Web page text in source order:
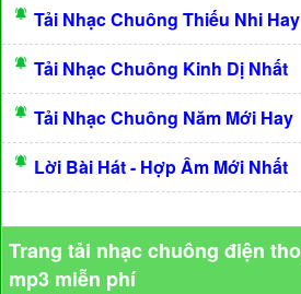
Tải Nhạc Chuông Thiếu Nhi Hay
Tải Nhạc Chuông Kinh Dị Nhất
Tải Nhạc Chuông Năm Mới Hay
Lời Bài Hát - Hợp Âm Mới Nhất
Trang tải nhạc chuông điện
mp3 miễn phí